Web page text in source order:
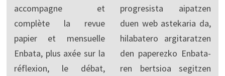
accompagne et
complète la revue
papier et mensuelle
Enbata, plus axée sur la
réflexion, le débat,
progresista aipatzen
duen web astekaria da,
hilabatero argitaratzen
den paperezko Enbata-
ren bertsioa segitzen